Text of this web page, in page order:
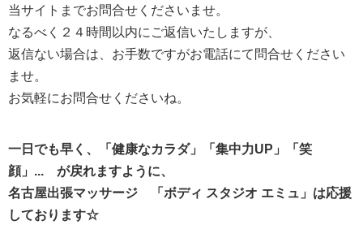
当サイトまでお問合せくださいませ。
なるべく２４時間以内にご返信いたしますが、
返信ない場合は、お手数ですがお電話にて問合せください
ませ。
お気軽にお問合せくださいね。
一日でも早く、「健康なカラダ」「集中力UP」「笑
顔」... が戻れますように、
名古屋出張マッサージ 「ボディ スタジオ エミュ」は応援
しております☆